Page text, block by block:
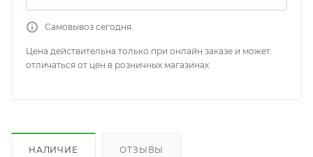
Самовывоз сегодня.
Цена действительна только при онлайн заказе и может
отличаться от цен в розничных магазинах
НАЛИЧИЕ ОТЗЫВЫ